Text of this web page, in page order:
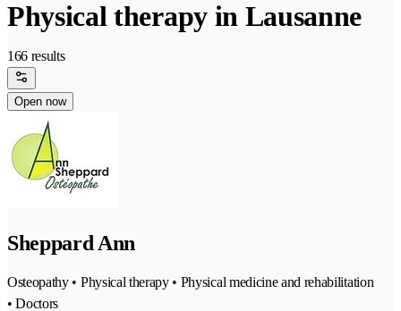
Physical therapy in Lausanne
166 results
Open now
Sheppard Ann
Osteopathy • Physical therapy • Physical medicine and rehabilitation
• Doctors